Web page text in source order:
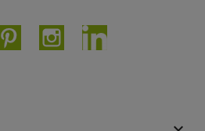
PinterestInstagramLinkedIn